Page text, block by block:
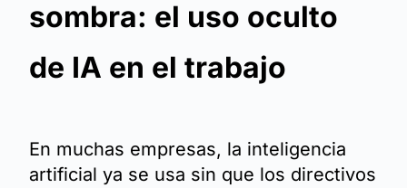
sombra: el uso oculto
de IA en el trabajo
En muchas empresas, la inteligencia
artificial ya se usa sin que los directivos